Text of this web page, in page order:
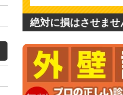
絶対に損はさせませ